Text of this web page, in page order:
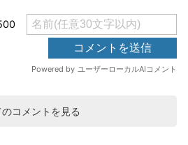
コメントを見る